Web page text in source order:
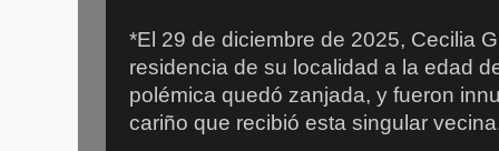
*El 29 de diciembre de 2025, Cecilia
residencia de su localidad a la edad
polémica quedó zanjada, y fueron
cariño que recibió esta singular